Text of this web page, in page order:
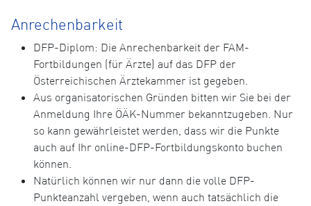
Anrechenbarkeit
DFP-Diplom: Die Anrechenbarkeit der FAM-
Fortbildungen (für Ärzte) auf das DFP der
Österreichischen Ärztekammer ist gegeben.
Aus organisatorischen Gründen bitten wir Sie bei der
Anmeldung Ihre ÖÄK-Nummer bekanntzugeben. Nur
so kann gewährleistet werden, dass wir die Punkte
auch auf Ihr online-DFP-Fortbildungskonto buchen
können.
Natürlich können wir nur dann die volle DFP-
Punkteanzahl vergeben, wenn auch tatsächlich die